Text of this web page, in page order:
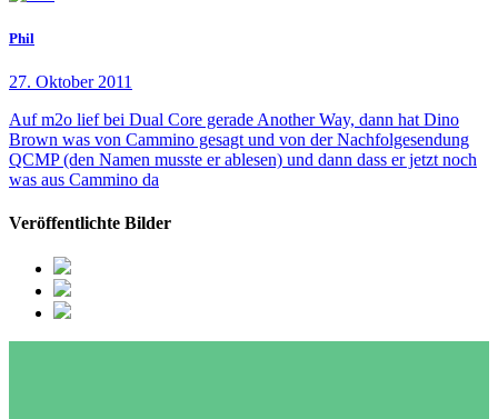
Phil
27. Oktober 2011
Auf m2o lief bei Dual Core gerade Another Way, dann hat Dino
Brown was von Cammino gesagt und von der Nachfolgesendung
QCMP (den Namen musste er ablesen) und dann dass er jetzt noch
was aus Cammino da
Veröffentlichte Bilder